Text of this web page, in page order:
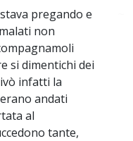
pregando e
non
si dimentichi dei
infatti la
andati
al
tante,